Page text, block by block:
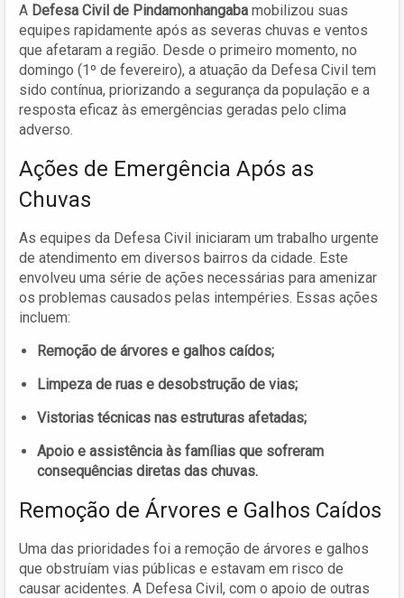
A Defesa Civil de Pindamonhangaba mobilizou suas
equipes rapidamente após as severas chuvas e ventos
que afetaram a região. Desde o primeiro momento, no
domingo (1º de fevereiro), a atuação da Defesa Civil tem
sido contínua, priorizando a segurança da população e a
resposta eficaz às emergências geradas pelo clima
adverso.
Ações de Emergência Após as
Chuvas
As equipes da Defesa Civil iniciaram um trabalho urgente
de atendimento em diversos bairros da cidade. Este
envolveu uma série de ações necessárias para amenizar
os problemas causados pelas intempéries. Essas ações
incluem:
Remoção de árvores e galhos caídos;
Limpeza de ruas e desobstrução de vias;
Vistorias técnicas nas estruturas afetadas;
Apoio e assistência às famílias que sofreram
consequências diretas das chuvas.
Remoção de Árvores e Galhos Caídos
Uma das prioridades foi a remoção de árvores e galhos
que obstruíam vias públicas e estavam em risco de
causar acidentes. A Defesa Civil, com o apoio de outras